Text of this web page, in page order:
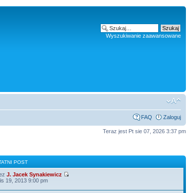
Wyszukiwanie zaawansowane
FAQ Zaloguj
Teraz jest Pt sie 07, 2026 3:37 pm
POST
J. Jacek Synakiewicz
19, 2013 9:00 pm